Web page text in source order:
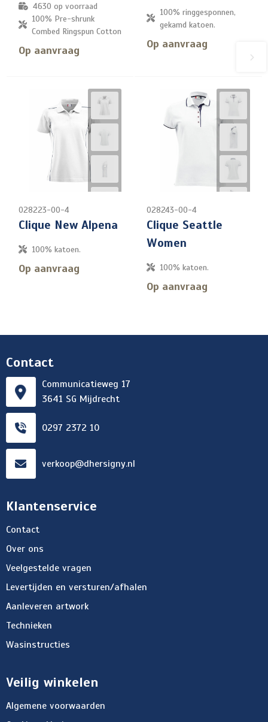
4630 op voorraad
100% Pre-shrunk
Combed Ringspun Cotton
Op aanvraag
100% ringgesponnen,
gekamd katoen.
Op aanvraag
028223-00-4
Clique New Alpena
100% katoen.
Op aanvraag
028243-00-4
Clique Seattle
Women
100% katoen.
Op aanvraag
Contact
Communicatieweg 17
3641 SG Mijdrecht
0297 2372 10
verkoop@dhersigny.nl
Klantenservice
Contact
Over ons
Veelgestelde vragen
Levertijden en versturen/afhalen
Aanleveren artwork
Technieken
Wasinstructies
Veilig winkelen
Algemene voorwaarden